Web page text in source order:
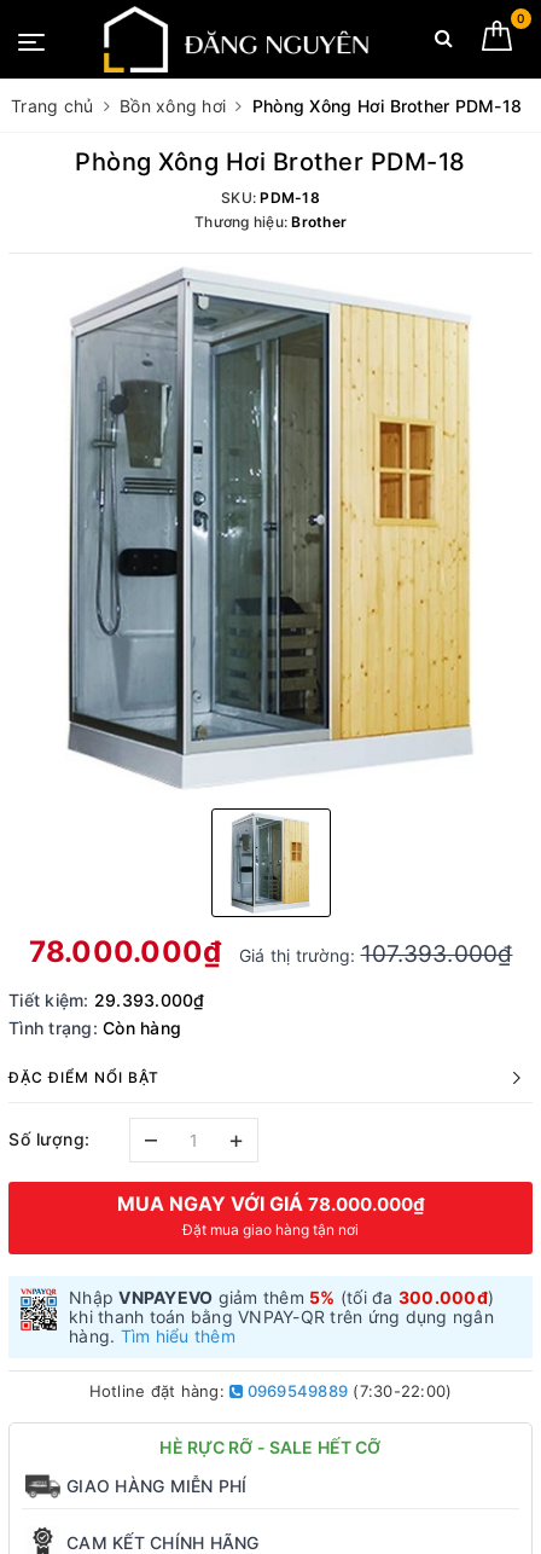
0
Trang chủ Bồn xông hơi Phòng Xông Hơi Brother PDM-18
Phòng Xông Hơi Brother PDM-18
SKU:PDM-18
Thương hiệu:Brother
78.000.000₫ Giá thị trường:107.393.000₫
Tiết kiệm: 29.393.000₫
Tình trạng: Còn hàng
ĐẶC ĐIỂM NỔI BẬT
Số lượng: – +
MUA NGAY VỚI GIÁ 78.000.000₫
Đặt mua giao hàng tận nơi
NhậpVNPAYEVO giảm thêm 5% (tối đa 300.000đ)
khi thanh toán bằng VNPAY-QR trên ứng dụng ngân
hàng. Tìm hiểu thêm
Hotline đặt hàng: 0969549889 (7:30-22:00)
HÈ RỰC RỠ - SALE HẾT CỠ
GIAO HÀNG MIỄN PHÍ
CAM KẾT CHÍNH HÃNG